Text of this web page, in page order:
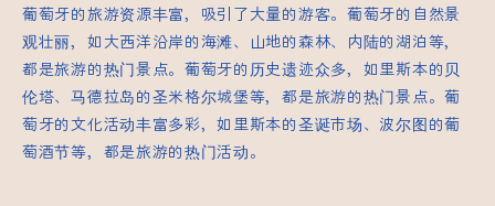
葡萄牙的旅游资源丰富，吸引了大量的游客。葡萄牙的自然景
观壮丽，如大西洋沿岸的海滩、山地的森林、内陆的湖泊等，
都是旅游的热门景点。葡萄牙的历史遗迹众多，如里斯本的贝
伦塔、马德拉岛的圣米格尔城堡等，都是旅游的热门景点。葡
萄牙的文化活动丰富多彩，如里斯本的圣诞市场、波尔图的葡
萄酒节等，都是旅游的热门活动。